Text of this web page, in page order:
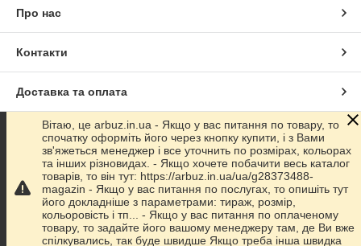
Про нас
Контакти
Доставка та оплата
Графік роботи
Повна версія сайту
Сайт створено на маркетплейсіProm.ua
Вітаю, це arbuz.in.ua - Якщо у вас питання по товару, то
спочатку оформіть його через кнопку купити, і з Вами
зв'яжеться менеджер і все уточнить по розмірах, кольорах
та інших різновидах. - Якщо хочете побачити весь каталог
товарів, то він тут: https://arbuz.in.ua/ua/g28373488-
magazin - Якщо у вас питання по послугах, то опишіть тут
його докладніше з параметрами: тираж, розмір,
кольоровість і тп... - Якщо у вас питання по оплаченому
товару, то задайте його вашому менеджеру там, де Ви вже
спілкувались, так буде швидше Якщо треба інша швидка